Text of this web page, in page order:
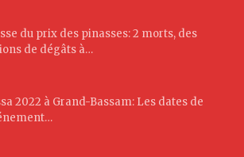
du prix des pinasses: 2 morts, des
de dégâts à…
2022 à Grand-Bassam: Les dates de